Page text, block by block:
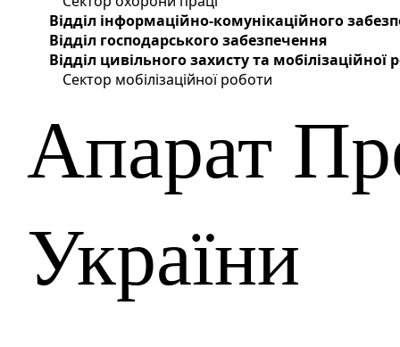
Відділ інформаційно-комунікаційного
Відділ господарського забезпечення
Відділ цивільного захисту та
Сектор мобілізаційної роботи
Апарат
України